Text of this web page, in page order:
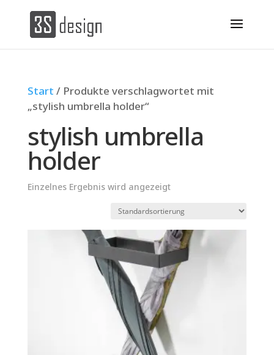
Start / Produkte verschlagwortet mit
„stylish umbrella holder“
stylish umbrella
holder
Einzelnes Ergebnis wird angezeigt